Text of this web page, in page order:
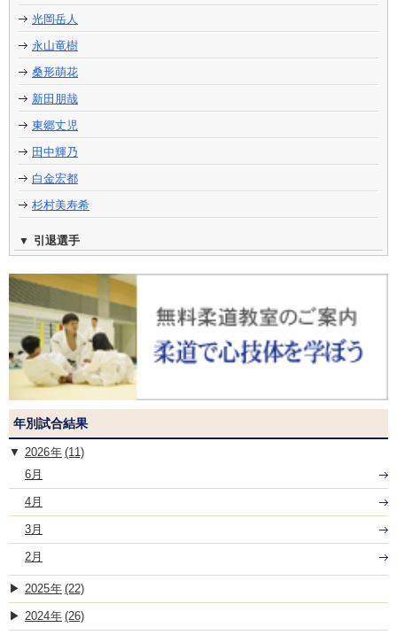
光岡岳人
永山竜樹
桑形萌花
新田朋哉
東郷丈児
田中輝乃
白金宏都
杉村美寿希
引退選手
年別試合結果
2026
(11)
6月
4月
3月
2月
2025 (22)
2024 (26)